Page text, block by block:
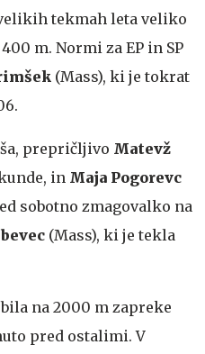
tekmah leta veliko
m. Normi za EP in SP
(Mass), ki je tokrat
prepričljivo Matevž
in Maja Pogorevc
sobotno zmagovalko na
(Mass), ki je tekla
na 2000 m zapreke
pred ostalimi. V